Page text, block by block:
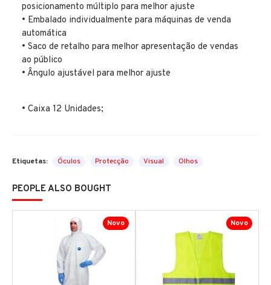
posicionamento múltiplo para melhor ajuste
• Embalado individualmente para máquinas de venda
automática
• Saco de retalho para melhor apresentação de vendas
ao público
• Ângulo ajustável para melhor ajuste
• Caixa 12 Unidades;
Etiquetas: Óculos Protecção Visual Olhos
PEOPLE ALSO BOUGHT
Novo Novo